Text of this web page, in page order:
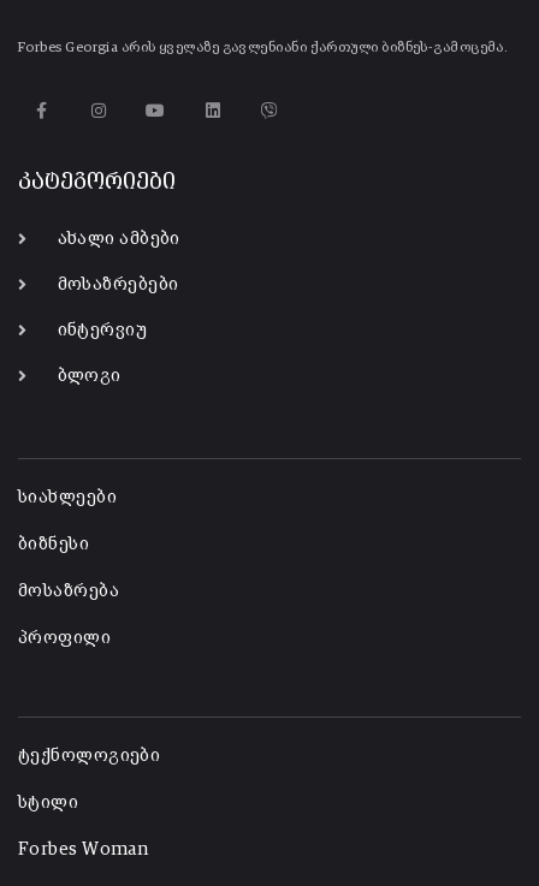
Forbes Georgia არის ყველაზე გავლენიანი ქართული ბიზნეს-გამოცემა.
კატეგორიები
ახალი ამბები
მოსაზრებები
ინტერვიუ
ბლოგი
სიახლეები
ბიზნესი
მოსაზრება
პროფილი
ტექნოლოგიები
სტილი
Forbes Woman